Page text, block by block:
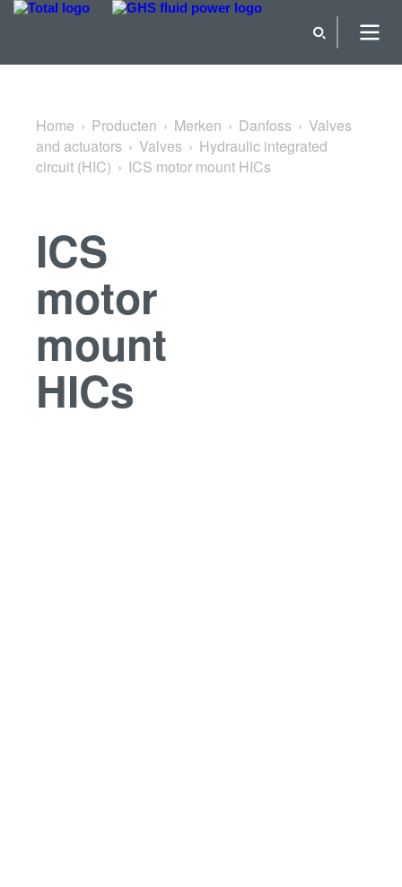
Terug naar Hydraulic integrated circuit (HIC)
Home Producten Merken Danfoss
Valves
and actuators
Valves
Hydraulic integrated
circuit (HIC)
ICS motor mount HICs
ICS
motor
mount
HICs